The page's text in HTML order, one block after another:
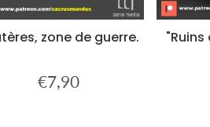
zone de guerre.
Prix
€7,90€7,90
"Ruins